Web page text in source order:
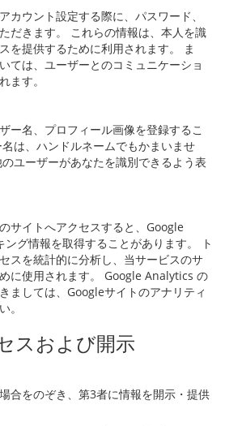
カウント設定する際に、パスワード、
だきます。 これらの情報は、本人を識
を提供するために利用されます。 ま
ては、ユーザーとのコミュニケーショ
ます。
ー名、プロフィール画像を登録するこ
は、ハンドルネームでもかまいませ
ユーザーがあなたを識別できるよう表
サイトへアクセスすると、Google
グ情報を取得することがあります。 ト
スを統計的に分析し、当サービスのサ
に使用されます。 Google Analytics の
ましては、Googleサイトのアナリティ
。
スおよび開示
合をのぞき、第3者に情報を開示・提供